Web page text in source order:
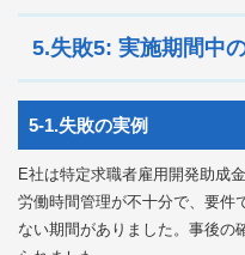
5.失敗5: 実施期間中
5-1.失敗の実例
E社は特定求職者雇用開発助成
労働時間管理が不十分で、要件
ない期間がありました。事後の